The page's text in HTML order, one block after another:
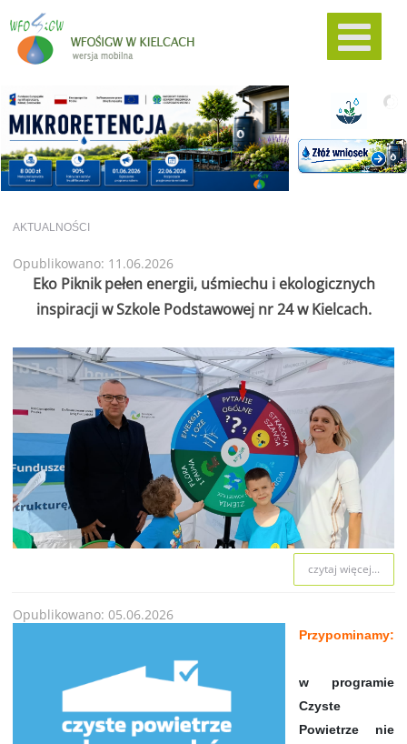
AKTUALNOŚCI
Opublikowano: 11.06.2026
Eko Piknik pełen energii, uśmiechu i ekologicznych
inspiracji w Szkole Podstawowej nr 24 w Kielcach.
czytaj więcej...
Opublikowano: 05.06.2026
Przypominamy:
w programie
Czyste
Powietrze nie